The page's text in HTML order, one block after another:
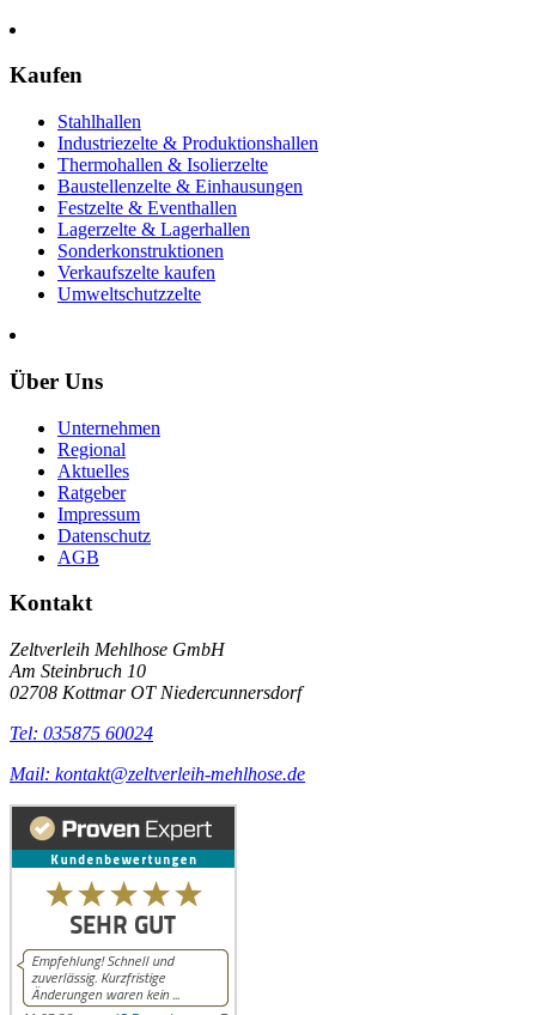
Kaufen
Stahlhallen
Industriezelte & Produktionshallen
Thermohallen & Isolierzelte
Baustellenzelte & Einhausungen
Festzelte & Eventhallen
Lagerzelte & Lagerhallen
Sonderkonstruktionen
Verkaufszelte kaufen
Umweltschutzzelte
Über Uns
Unternehmen
Regional
Aktuelles
Ratgeber
Impressum
Datenschutz
AGB
Kontakt
Zeltverleih Mehlhose GmbH
Am Steinbruch 10
02708 Kottmar OT Niedercunnersdorf
Tel: 035875 60024
Mail: kontakt@zeltverleih-mehlhose.de